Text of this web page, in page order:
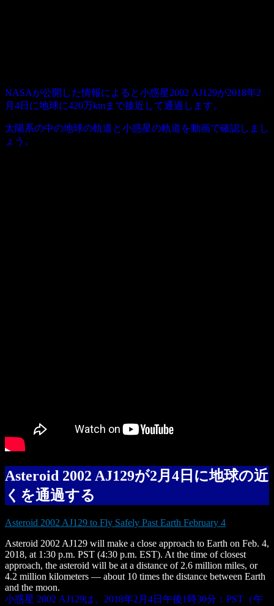
NASAが公開した情報によると小惑星2002 AJ129が2018年2
月4日に地球に420万kmまで接近して通過します。
太陽系の中の地球の軌道と小惑星の軌道を動画で確認しまし
ょう。
Asteroid 2002 AJ129が2月4日に地球の近
くを通過する
Asteroid 2002 AJ129 to Fly Safely Past Earth February 4
Asteroid 2002 AJ129 will make a close approach to Earth on Feb. 4,
2018, at 1:30 p.m. PST (4:30 p.m. EST). At the time of closest
approach, the asteroid will be at a distance of 2.6 million miles, or
4.2 million kilometers — about 10 times the distance between Earth
and the moon.
小惑星 2002 AJ129は、2018年2月4日午後1時30分：PST（午